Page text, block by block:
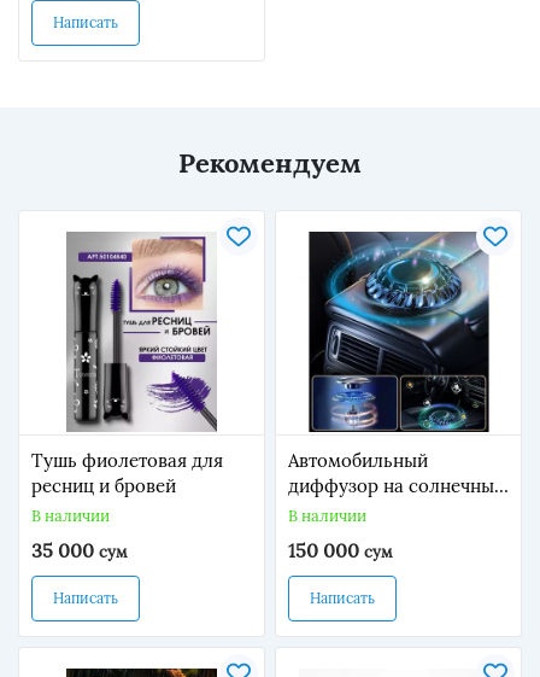
Написать
Рекомендуем
Тушь фиолетовая для
ресниц и бровей
В наличии
35 000 сум
Написать
Автомобильный
диффузор на солнечных
батареях
В наличии
150 000 сум
Написать